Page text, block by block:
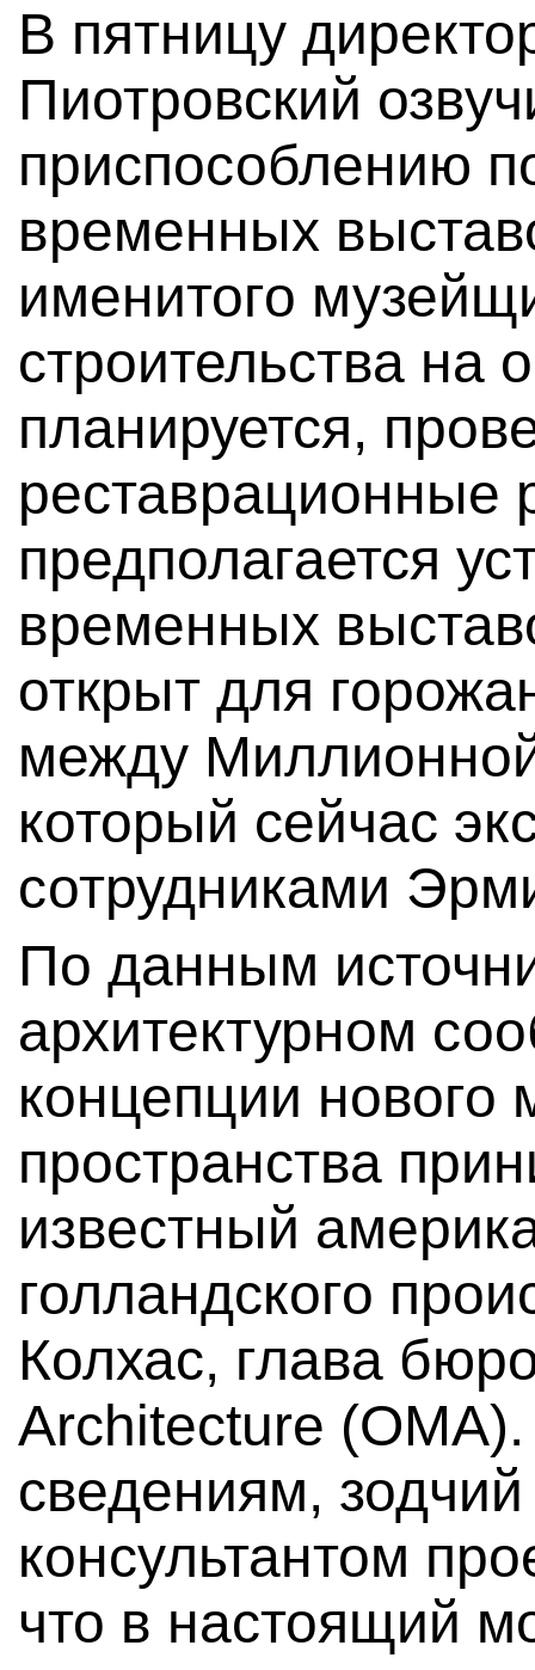
В пятницу
Пиотровский
приспособлению
временных
именитого
строительства на
планируется,
реставрационные
предполагается
временных
открыт для
между
который сейчас
сотрудниками
По данным
архитектурном
концепции нового
пространства
известный
голландского
Колхас, глава
Architecture
сведениям,
консультантом
что в настоящий